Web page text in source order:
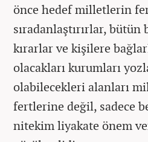
önce hedef milletlerin
sıradanlaştırırlar,
kırarlar ve kişilere
olacakları kurumları
olabilecekleri alanları
fertlerine değil, sadece
nitekim liyakate önem